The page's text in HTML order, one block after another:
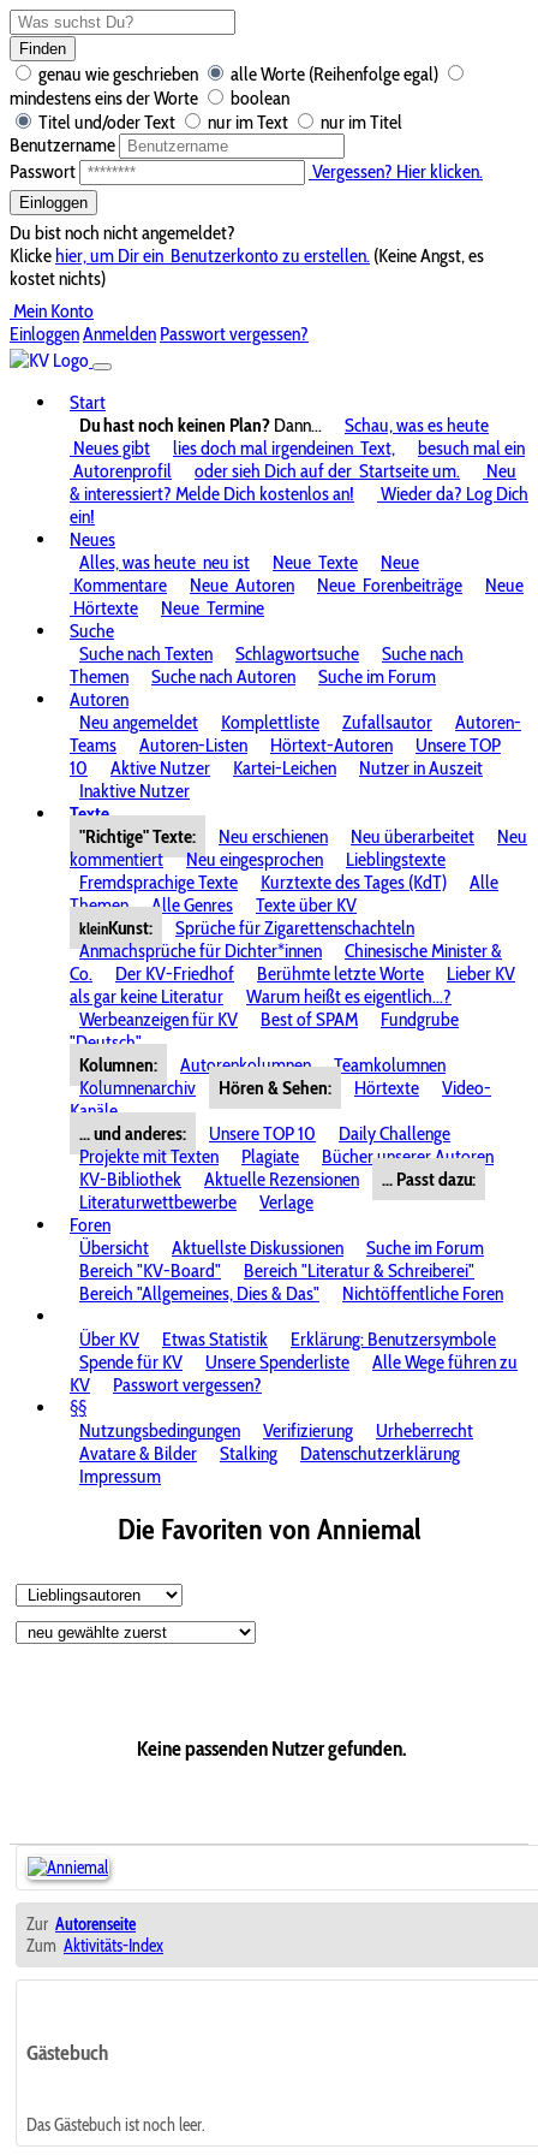
Finden
genau wie geschrieben
alle Worte (Reihenfolge egal)
mindestens eins der Worte
boolean
Titel und/oder Text
nur im Text
nur im Titel
Benutzername
Passwort
Vergessen? Hier klicken.
Einloggen
Du bist noch nicht angemeldet?
Klickehier, um Dir ein Benutzerkonto zu erstellen. (Keine Angst, es
kostet nichts)
Mein Konto
EinloggenAnmelden Passwort vergessen?
Start
Du hast noch keinen Plan? Dann...
Schau, was es heute
Neues gibt
lies doch mal irgendeinen Text,
besuch mal ein
Autorenprofil
oder sieh Dich auf der Startseite um.
Neu
& interessiert? Melde Dich kostenlos an!
Wieder da? Log Dich
ein!
Neues
Alles, was heute neu ist Neue Texte
Neue
Kommentare
Neue Autoren Neue Forenbeiträge
Neue
Hörtexte
Neue Termine
Suche
Suche nach Texten
Schlagwortsuche
Suche nach
Themen
Suche nach Autoren
Suche im Forum
Autoren
Neu angemeldet
Komplettliste Zufallsautor
Autoren-
Teams
Autoren-Listen Hörtext-Autoren
Unsere TOP
10
Aktive Nutzer Kartei-Leichen
Nutzer in Auszeit
Inaktive Nutzer
Texte
"Richtige" Texte:
Neu erschienen Neu überarbeitet
Neu
kommentiert
Neu eingesprochen
Lieblingstexte
Fremdsprachige Texte
Kurztexte des Tages (KdT)
Alle
Themen
Alle Genres Texte über KV
kleinKunst:
Sprüche für Zigarettenschachteln
Anmachsprüche für Dichter*innen
Chinesische Minister &
Co.
Der KV-Friedhof Berühmte letzte Worte
Lieber KV
als gar keine Literatur
Warum heißt es eigentlich...?
Werbeanzeigen für KV
Best of SPAM
Fundgrube
"Deutsch"
Kolumnen:
Autorenkolumnen
Teamkolumnen
Kolumnenarchiv
Hören & Sehen: Hörtexte
Video-
Kanäle
... und anderes:
Unsere TOP 10
Daily Challenge
Projekte mit Texten
Plagiate
Bücher unserer Autoren
KV-Bibliothek
Aktuelle Rezensionen
... Passt dazu:
Literaturwettbewerbe
Verlage
Foren
Übersicht
Aktuellste Diskussionen
Suche im Forum
Bereich "KV-Board"
Bereich "Literatur & Schreiberei"
Bereich "Allgemeines, Dies & Das"
Nichtöffentliche Foren
Über KV
Etwas Statistik
Erklärung: Benutzersymbole
Spende für KV
Unsere Spenderliste
Alle Wege führen zu
KV
Passwort vergessen?
§§
Nutzungsbedingungen
Verifizierung
Urheberrecht
Avatare & Bilder
Stalking
Datenschutzerklärung
Impressum
Die Favoriten von Anniemal
Keine passenden Nutzer gefunden.
Zur Autorenseite
Zum Aktivitäts-Index
Gästebuch
Das Gästebuch ist noch leer.